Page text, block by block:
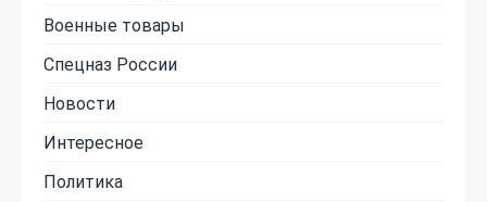
Военные товары
Спецназ России
Новости
Интересное
Политика